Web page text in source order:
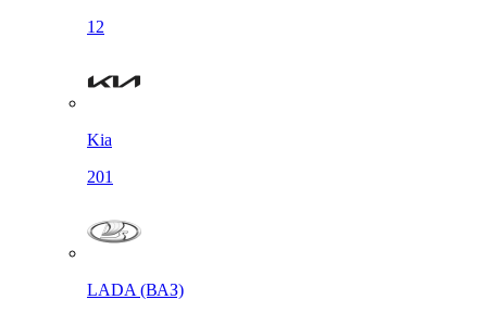
12
Kia
201
LADA (ВАЗ)